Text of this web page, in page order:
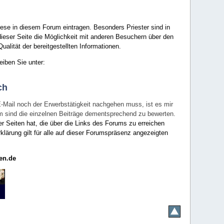
in diesem Forum eintragen. Besonders Priester sind in
Seite die Möglichkeit mit anderen Besuchern über den
der bereitgestellten Informationen.
Sie unter:
noch der Erwerbstätigkeit nachgehen muss, ist es mir
die einzelnen Beiträge dementsprechend zu bewerten.
Seiten hat, die über die Links des Forums zu erreichen
gilt für alle auf dieser Forumspräsenz angezeigten